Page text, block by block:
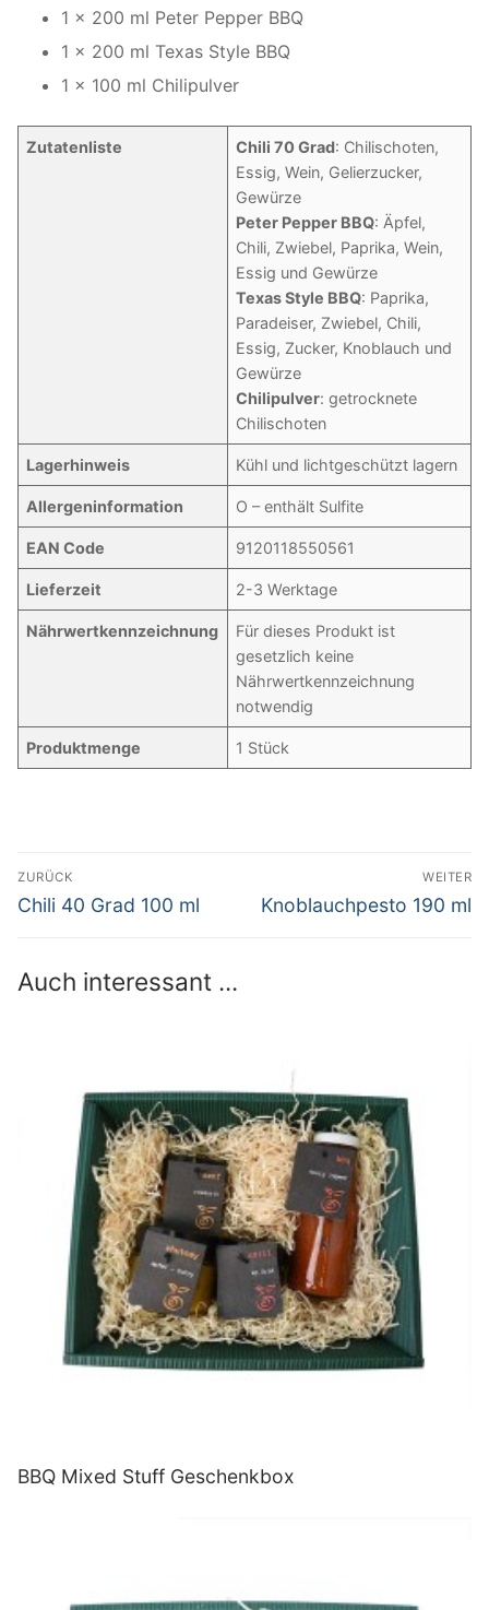
1 x 200 ml Peter Pepper BBQ
1 x 200 ml Texas Style BBQ
1 x 100 ml Chilipulver
Zutatenliste Chili 70 Grad: Chilischoten,
Essig, Wein, Gelierzucker,
Gewürze
Peter Pepper BBQ: Äpfel,
Chili, Zwiebel, Paprika, Wein,
Essig und Gewürze
Texas Style BBQ: Paprika,
Paradeiser, Zwiebel, Chili,
Essig, Zucker, Knoblauch und
Gewürze
Chilipulver: getrocknete
Chilischoten
Lagerhinweis Kühl und lichtgeschützt lagern
Allergeninformation O – enthält Sulfite
EAN Code 9120118550561
Lieferzeit 2-3 Werktage
Nährwertkennzeichnung
Für dieses Produkt ist
gesetzlich keine
Nährwertkennzeichnung
notwendig
Produktmenge 1 Stück
Beitrags-
Navigation
ZURÜCK
Vorheriger
Chili 40 Grad 100 ml
WEITER
Nächster
Knoblauchpesto 190 ml
Auch interessant ...
BBQ Mixed Stuff Geschenkbox